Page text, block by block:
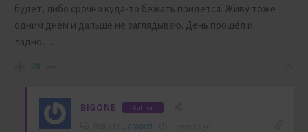
будет, либо срочно куда-то бежать придётся. Живу тоже
одним днем и дальше не заглядываю. День прошёл и
ладно….
28
BIGONE Author
Laraperl